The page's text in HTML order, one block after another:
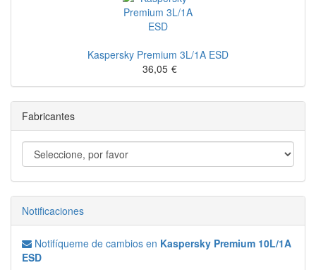
Kaspersky Premium 3L/1A ESD
36,05 €
Fabricantes
Notificaciones
Notifíqueme de cambios en Kaspersky Premium 10L/1A
ESD